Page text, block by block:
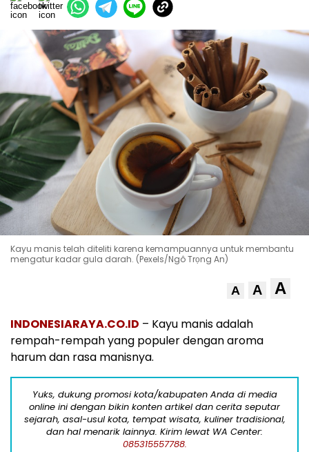
Kayu manis telah diteliti karena kemampuannya untuk membantu
mengatur kadar gula darah. (Pexels/Ngô Trọng An)
A A A
INDONESIARAYA.CO.ID – Kayu manis adalah
rempah-rempah yang populer dengan aroma
harum dan rasa manisnya.
Yuks, dukung promosi kota/kabupaten Anda di media
online ini dengan bikin konten artikel dan cerita seputar
sejarah, asal-usul kota, tempat wisata, kuliner tradisional,
dan hal menarik lainnya. Kirim lewat WA Center:
085315557788.